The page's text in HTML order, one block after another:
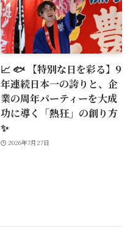
📈 🐟 【特別な日を彩る】9
年連続日本一の誇りと、企
業の周年パーティーを大成
功に導く「熱狂」の創り方
✨
2026年7月27日